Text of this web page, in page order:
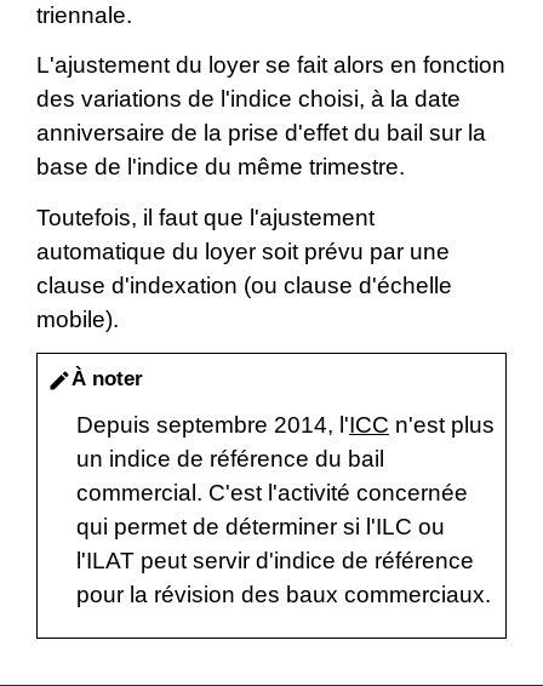
triennale.
L'ajustement du loyer se fait alors en fonction
des variations de l'indice choisi, à la date
anniversaire de la prise d'effet du bail sur la
base de l'indice du même trimestre.
Toutefois, il faut que l'ajustement
automatique du loyer soit prévu par une
clause d'indexation (ou clause d'échelle
mobile).
editÀ noter
Depuis septembre 2014, l'ICC n'est plus
un indice de référence du bail
commercial. C'est l'activité concernée
qui permet de déterminer si l'ILC ou
l'ILAT peut servir d'indice de référence
pour la révision des baux commerciaux.